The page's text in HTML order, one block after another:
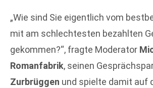
„Wie sind Sie eigentlich vom
mit am schlechtesten bezahlten
gekommen?“, fragte Moderator
Romanfabrik, seinen
Zurbrüggen und spielte damit auf